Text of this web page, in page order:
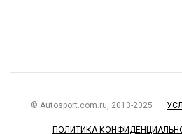
© Autosport.com.ru, 2013-2025
ПОЛИТИКА